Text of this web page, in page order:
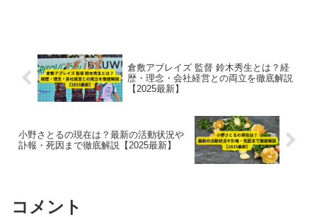
倉敷アブレイズ 監督 鈴木秀生とは？経
歴・理念・会社経営との両立を徹底解説
【2025最新】
小野さとるの現在は？最新の活動状況や
訃報・死因まで徹底解説【2025最新】
コメント